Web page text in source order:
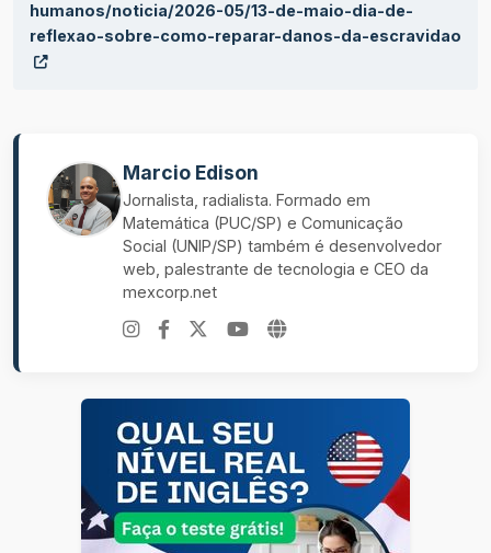
humanos/noticia/2026-05/13-de-maio-dia-de-
reflexao-sobre-como-reparar-danos-da-escravidao
Marcio Edison
Jornalista, radialista. Formado em
Matemática (PUC/SP) e Comunicação
Social (UNIP/SP) também é desenvolvedor
web, palestrante de tecnologia e CEO da
mexcorp.net